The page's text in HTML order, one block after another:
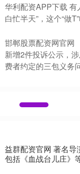
华利配资APP下载 有
白忙半天”，这个“做
邯郸股票配资网官网
新增2件投诉公示，
费者约定的三包义务
益群配资官网 著名
包括《血战台儿庄》